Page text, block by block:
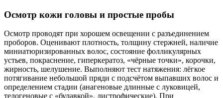
Осмотр кожи головы и простые пробы
Осмотр проводят при хорошем освещении с разъединением
проборов. Оценивают плотность, толщину стержней, наличие
миниатюризированных волос, состояние фолликулярных
устьев, покраснение, гиперкератоз, «чёрные точки», корочки,
жирность, шелушение. Выполняют тест натяжения: лёгкое
потягивание небольшой пряди с подсчётом выпавших волос и
определением стадии (анагеновые длинные с луковицей,
телогеновые с «булавкой», дистрофические). При